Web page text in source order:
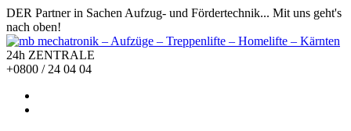
DER Partner in Sachen Aufzug- und Fördertechnik... Mit uns geht's
nach oben!
24h ZENTRALE
+0800 / 24 04 04